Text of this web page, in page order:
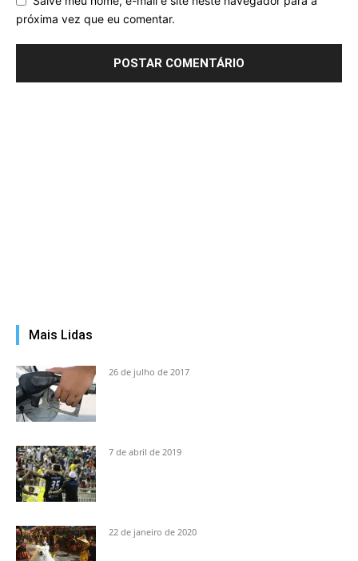
próxima vez que eu comentar.
Mais Lidas
26 de julho de 2017
7 de abril de 2019
22 de janeiro de 2020